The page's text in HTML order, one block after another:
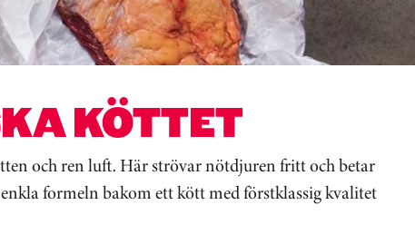
KÖTTET
och ren luft. Här strövar nötdjuren fritt och betar
formeln bakom ett kött med förstklassig kvalitet